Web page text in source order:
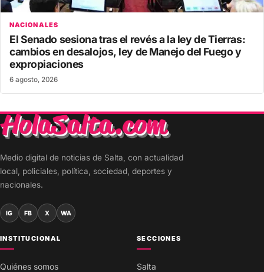
NACIONALES
El Senado sesiona tras el revés a la ley de Tierras:
cambios en desalojos, ley de Manejo del Fuego y
expropiaciones
6 agosto, 2026
Medio digital de noticias de Salta, con actualidad
local, policiales, política, sociedad, deportes y
nacionales.
IG FB X WA
INSTITUCIONAL
Quiénes somos
SECCIONES
Salta